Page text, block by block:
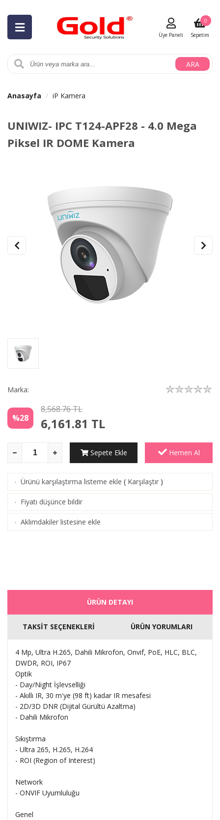
ARA
Üye Paneli Sepetim
0
Anasayfa iP Kamera
UNIWIZ- IPC T124-APF28 - 4.0 Mega
Piksel IR DOME Kamera
Marka:
%28
8,568.76 TL
6,161.81 TL
Sepete Ekle Hemen Al
· Ürünü karşılaştırma listeme ekle ( Karşılaştır )
· Fiyatı düşünce bildir
· Aklımdakiler listesine ekle
ÜRÜN DETAYI
TAKSİT SEÇENEKLERİ ÜRÜN YORUMLARI
4 Mp, Ultra H.265, Dahili Mikrofon, Onvif, PoE, HLC, BLC,
DWDR, ROI, IP67
Optik
- Day/Night İşlevselliği
- Akıllı IR, 30 m'ye (98 ft) kadar IR mesafesi
- 2D/3D DNR (Dijital Gürültü Azaltma)
- Dahili Mikrofon
Sıkıştırma
- Ultra 265, H.265, H.264
- ROI (Region of Interest)
Network
- ONVIF Uyumluluğu
Genel